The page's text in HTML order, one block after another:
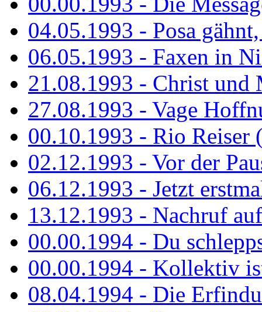
04.05.1993 - Posa
06.05.1993 - Faxen in
21.08.1993 - Christ und
27.08.1993 - Vage
00.10.1993 - Rio Reiser
02.12.1993 - Vor der
06.12.1993 - Jetzt
13.12.1993 - Nachruf
00.00.1994 - Du
00.00.1994 - Kollektiv
08.04.1994 - Die